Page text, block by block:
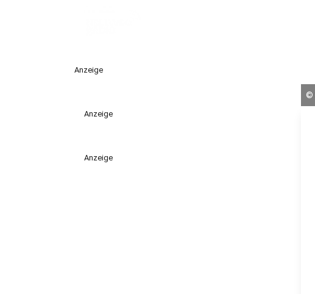
Anzeige
Anzeige
Anzeige
©